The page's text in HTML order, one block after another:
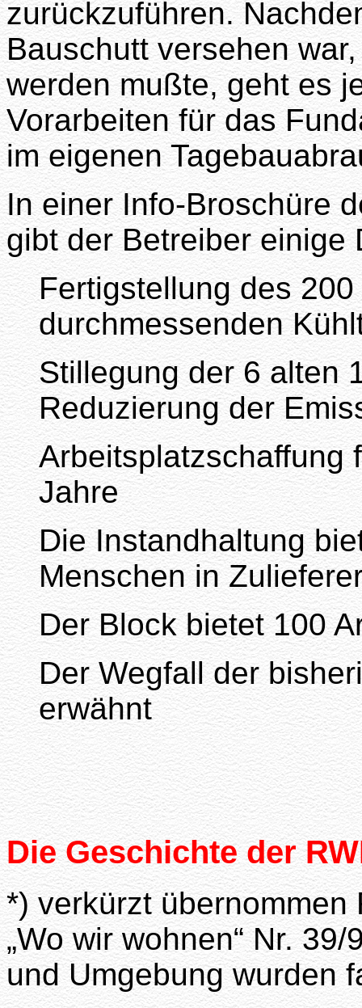
zurückzuführen.
Bauschutt versehen
werden mußte, geht es
Vorarbeiten für das
im eigenen
In einer Info-Broschüre
gibt der Betreiber einige
Fertigstellung des
durchmessenden
Stillegung der 6 alten
Reduzierung der
Arbeitsplatzschaffung
Jahre
Die Instandhaltung
Menschen in
Der Block bietet 100
Der Wegfall der
erwähnt
Die Geschichte der
*) verkürzt übernommen
„Wo wir wohnen“ Nr.
und Umgebung wurden